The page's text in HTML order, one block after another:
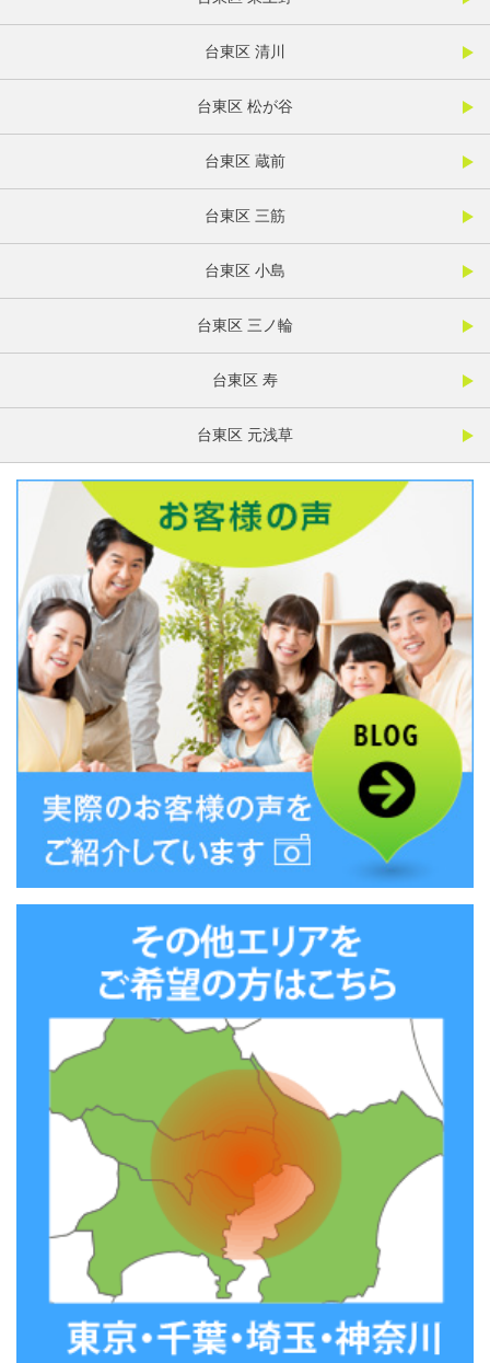
台東区 清川
台東区 松が谷
台東区 蔵前
台東区 三筋
台東区 小島
台東区 三ノ輪
台東区 寿
台東区 元浅草